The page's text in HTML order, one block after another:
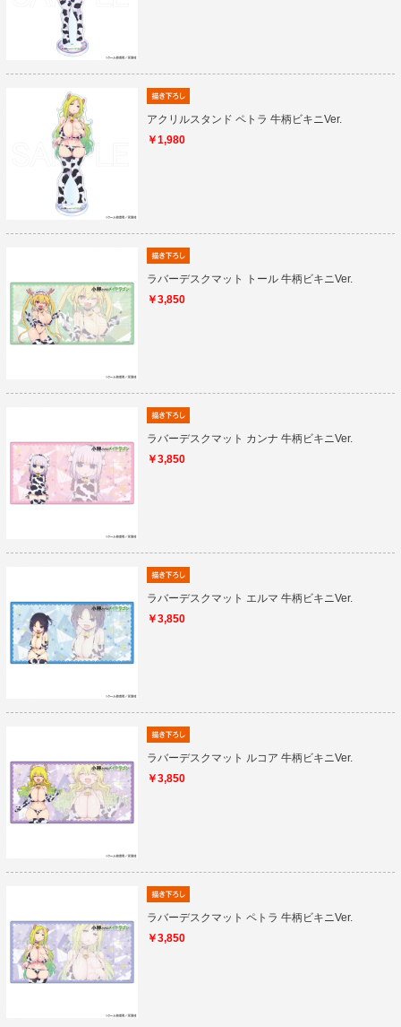
アクリルスタンド ペトラ 牛柄ビキニVer.
￥1,980
ラバーデスクマット トール 牛柄ビキニVer.
￥3,850
ラバーデスクマット カンナ 牛柄ビキニVer.
￥3,850
ラバーデスクマット エルマ 牛柄ビキニVer.
￥3,850
ラバーデスクマット ルコア 牛柄ビキニVer.
￥3,850
ラバーデスクマット ペトラ 牛柄ビキニVer.
￥3,850